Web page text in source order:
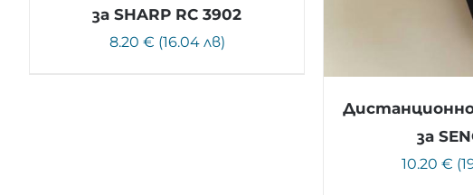
за SHARP RC 3902
8.20 € (16.04 лв)
за
10.20 €